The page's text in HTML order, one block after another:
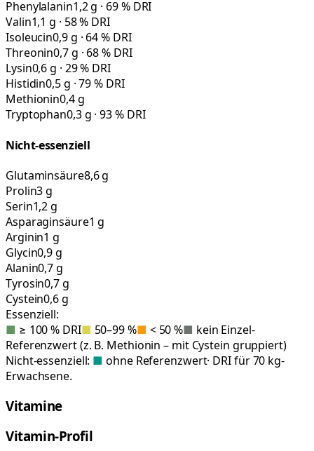
Phenylalanin1,2 g · 69 % DRI
Valin1,1 g · 58 % DRI
Isoleucin0,9 g · 64 % DRI
Threonin0,7 g · 68 % DRI
Lysin0,6 g · 29 % DRI
Histidin0,5 g · 79 % DRI
Methionin0,4 g
Tryptophan0,3 g · 93 % DRI
Nicht-essenziell
Glutaminsäure8,6 g
Prolin3 g
Serin1,2 g
Asparaginsäure1 g
Arginin1 g
Glycin0,9 g
Alanin0,7 g
Tyrosin0,7 g
Cystein0,6 g
Essenziell:
■ ≥ 100 % DRI■ 50–99 %■ < 50 %■ kein Einzel-
Referenzwert (z. B. Methionin – mit Cystein gruppiert)
Nicht-essenziell: ■ ohne Referenzwert· DRI für 70 kg-
Erwachsene.
Vitamine
Vitamin-Profil